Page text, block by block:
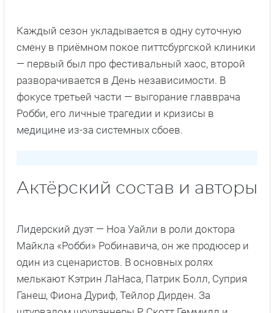
Каждый сезон укладывается в одну суточную
смену в приёмном покое питтсбургской клиники
— первый был про фестивальный хаос, второй
разворачивается в День независимости. В
фокусе третьей части — выгорание главврача
Робби, его личные трагедии и кризисы в
медицине из-за системных сбоев.
Актёрский состав и авторы
Лидерский дуэт — Ноа Уайли в роли доктора
Майкла «Робби» Робинавича, он же продюсер и
один из сценаристов. В основных ролях
мелькают Кэтрин ЛаНаса, Патрик Болл, Суприя
Ганеш, Фиона Дуриф, Тейлор Дирден. За